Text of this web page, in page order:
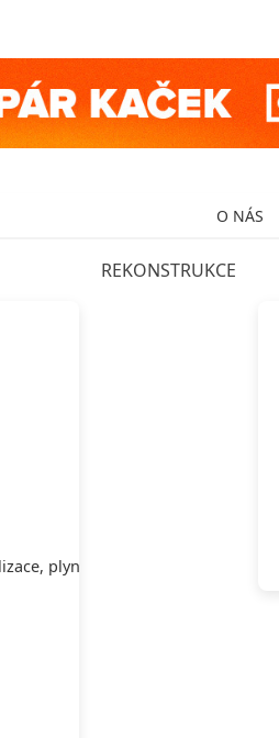
O NÁS
plynu,
REKONSTRUKCE